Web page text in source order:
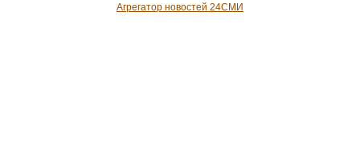
Агрегатор новостей 24СМИ